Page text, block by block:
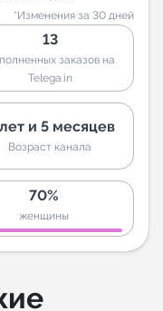
*Изменения за 30 дней
13
заказов на
Telega.in
и 5 месяцев
Возраст канала
70%
женщины